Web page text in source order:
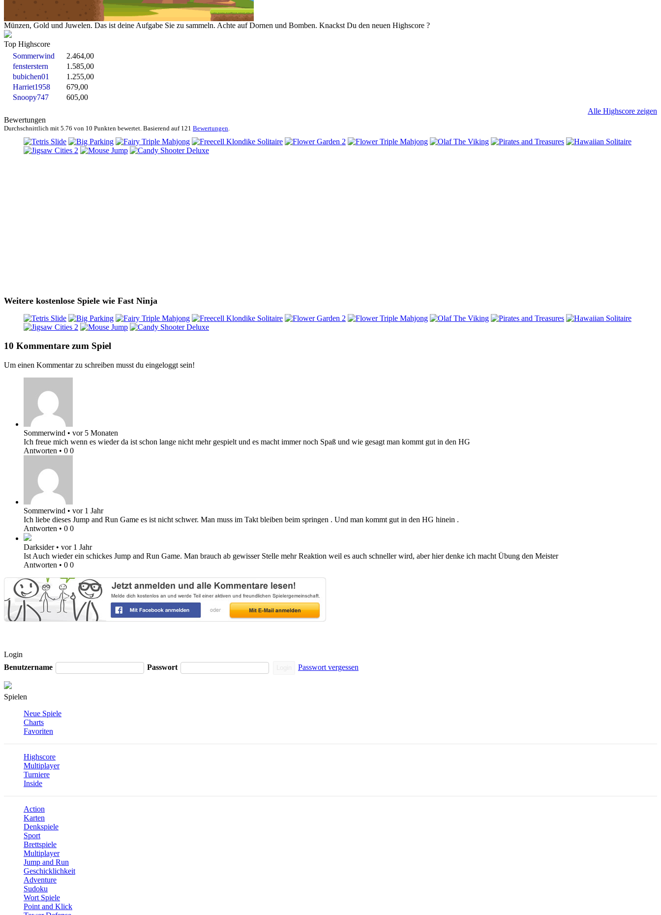
Münzen, Gold und Juwelen. Das ist deine Aufgabe Sie zu sammeln. Achte auf Dornen und Bomben. Knackst Du den neuen Highscore ?
Top Highscore
Sommerwind
2.464,00
fensterstern
1.585,00
bubichen01
1.255,00
Harriet1958
679,00
Snoopy747
605,00
Alle Highscore zeigen
Bewertungen
Durchschnittlich mit 5.76 von 10 Punkten bewertet. Basierend auf 121 Bewertungen
Weitere kostenlose Spiele wie Fast Ninja
10 Kommentare zum Spiel
Um einen Kommentar zu schreiben musst du eingeloggt sein!
Sommerwind • vor 5 Monaten
Ich freue mich wenn es wieder da ist schon lange nicht mehr gespielt und es macht immer noch Spaß und wie gesagt man kommt gut in den HG
Antworten • 0 0
Sommerwind • vor 1 Jahr
Ich liebe dieses Jump and Run Game es ist nicht schwer. Man muss im Takt bleiben beim springen . Und man kommt gut in den HG hinein .
Antworten • 0 0
Darksider • vor 1 Jahr
Ist Auch wieder ein schickes Jump and Run Game. Man brauch ab gewisser Stelle mehr Reaktion weil es auch schneller wird, aber hier denke ich macht Übung den Meister
Antworten • 0 0
Login
Benutzername
Passwort Passwort vergessen
Spielen
Neue Spiele
Charts
Favoriten
Highscore
Multiplayer
Turniere
Inside
Action
Karten
Denkspiele
Sport
Brettspiele
Multiplayer
Jump and Run
Geschicklichkeit
Adventure
Sudoku
Wort Spiele
Point and Klick